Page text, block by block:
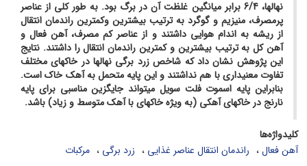
نهال­ها، 6/4 برابر میانگین غلظت آن در برگ بود. به طور کلی از عناصر
پرمصرف، منیزیم و گوگرد به ترتیب بیشترین وکمترین راندمان انتقال
از ریشه به اندام هوایی داشتند و از عناصر کم مصرف، آهن فعال و
آهن کل به ترتیب بیشترین و کمترین راندمان انتقال را داشتند. نتایج
این پژوهش نشان داد که شاخص زرد برگی نهال­ها در خاک­های مختلف
تفاوت معنی­داری با هم نداشتند و این پایه متحمل به آهک خاک است.
بنابراین پایه اسموت فلت سویل می­تواند جایگزین مناسبی برای پایه
نارنج در خاک­های آهکی (به ویژه خاک­های با آهک متوسط و زیاد) باشد.
کلیدواژه‌ها
آهن فعال
راندمان انتقال عناصر غذایی زرد برگی
مرکبات